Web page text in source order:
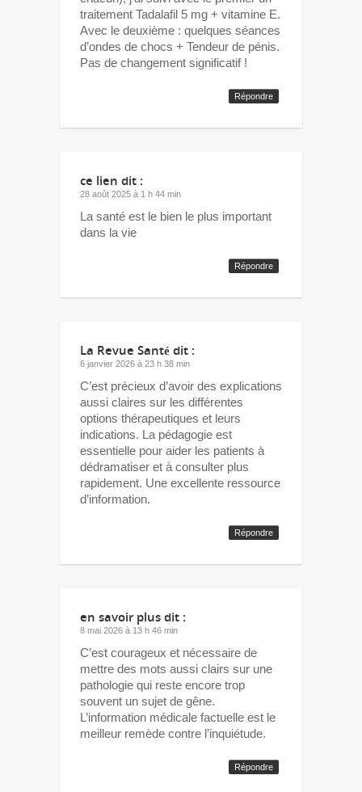
traitement Tadalafil 5 mg + vitamine E.
Avec le deuxième : quelques séances
d’ondes de chocs + Tendeur de pénis.
Pas de changement significatif !
Répondre
ce lien dit :
28 août 2025 à 1 h 44 min
La santé est le bien le plus important
dans la vie
Répondre
La Revue Santé dit :
6 janvier 2026 à 23 h 38 min
C’est précieux d’avoir des explications
aussi claires sur les différentes
options thérapeutiques et leurs
indications. La pédagogie est
essentielle pour aider les patients à
dédramatiser et à consulter plus
rapidement. Une excellente ressource
d’information.
Répondre
en savoir plus dit :
8 mai 2026 à 13 h 46 min
C’est courageux et nécessaire de
mettre des mots aussi clairs sur une
pathologie qui reste encore trop
souvent un sujet de gêne.
L’information médicale factuelle est le
meilleur remède contre l’inquiétude.
Répondre